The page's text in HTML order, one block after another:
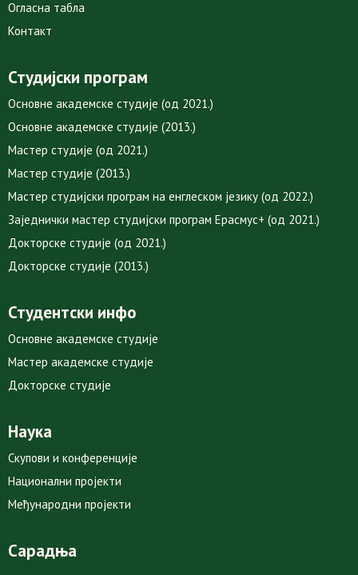
Огласна табла
Контакт
Студијски програм
Основне академске студије (од 2021.)
Основне академске студије (2013.)
Мастер студије (од 2021.)
Мастер студије (2013.)
Мастер студијски програм на енглеском језику (од 2022.)
Заједнички мастер студијски програм Ерасмус+ (од 2021.)
Докторске студије (од 2021.)
Докторске студије (2013.)
Студентски инфо
Основне академске студије
Мастер академске студије
Докторске студије
Наука
Скупови и конференције
Национални пројекти
Међународни пројекти
Сарадња